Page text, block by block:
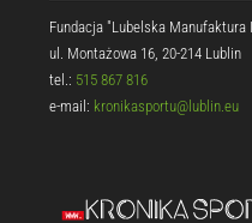
Fundacja "Lubelska Manufaktura
ul. Montażowa 16, 20-214 Lublin
tel.: 515 867 816
e-mail: kronikasportu@lublin.eu